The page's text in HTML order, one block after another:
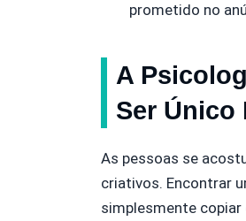
prometido no
A
Ser Único
As pessoas se
criativos. Encontrar
simplesmente copiar